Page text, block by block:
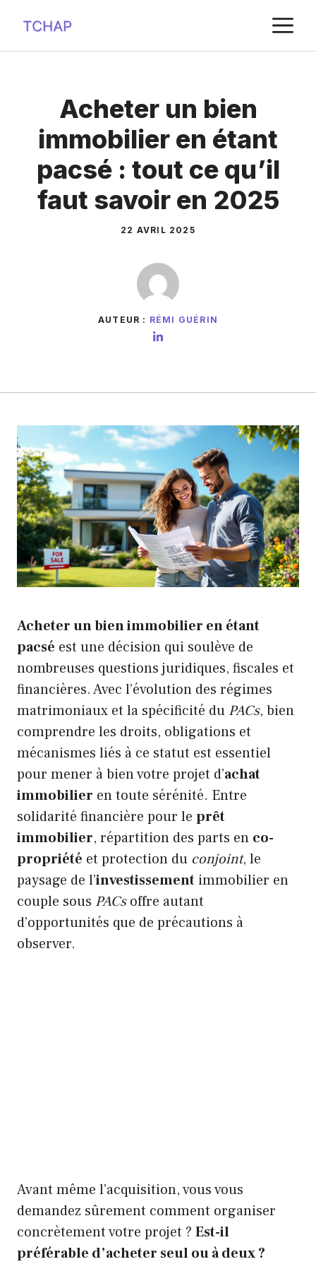
contenu
Acheter un bien
immobilier en étant
pacsé : tout ce qu’il
faut savoir en 2025
22 AVRIL 2025
AUTEUR : RÉMI GUÉRIN
Acheter un bien immobilier en étant
pacsé est une décision qui soulève de
nombreuses questions juridiques, fiscales et
financières. Avec l’évolution des régimes
matrimoniaux et la spécificité du PACs, bien
comprendre les droits, obligations et
mécanismes liés à ce statut est essentiel
pour mener à bien votre projet d’achat
immobilier en toute sérénité. Entre
solidarité financière pour le prêt
immobilier, répartition des parts en co-
propriété et protection du conjoint, le
paysage de l’investissement immobilier en
couple sous PACsoffre autant
d’opportunités que de précautions à
observer.
Avant même l’acquisition, vous vous
demandez sûrement comment organiser
concrètement votre projet ? Est-il
préférable d’acheter seul ou à deux ?